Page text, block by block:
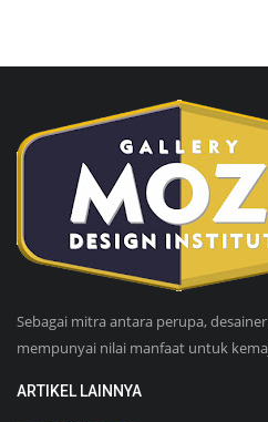
Sebagai mitra antara perupa,
mempunyai nilai manfaat untuk
ARTIKEL LAINNYA